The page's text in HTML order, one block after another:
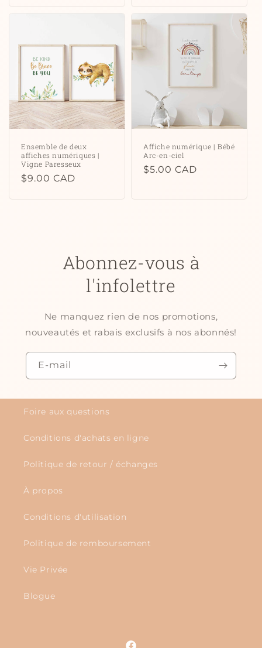
Ensemble de deux
affiches numériques |
Vigne Paresseux
Prix
$9.00 CAD
Affiche numérique | Bébé
Arc-en-ciel
Prix
$5.00 CAD
Abonnez-vous à
l'infolettre
Ne manquez rien de nos promotions,
nouveautés et rabais exclusifs à nos abonnés!
E-mail
Foire aux questions
Conditions d'achats en ligne
Politique de retour / échanges
À propos
Conditions d'utilisation
Politique de remboursement
Vie Privée
Blogue